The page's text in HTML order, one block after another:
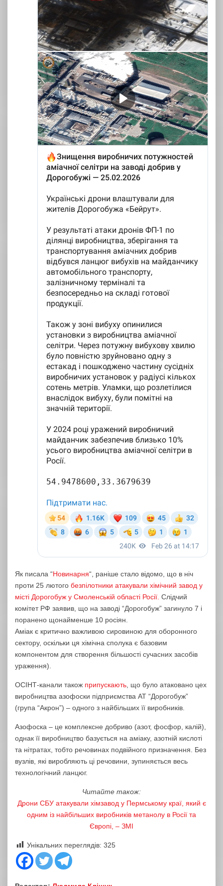
Як писала “Новинарня“, раніше стало відомо, що в ніч
проти 25 лютого безпілотники атакували хімічний завод у
місті Дорогобуж у Смоленській області Росії. Слідчий
комітет РФ заявив, що на заводі “Дорогобуж” загинуло 7 і
поранено щонайменше 10 росіян.
Аміак є критично важливою сировиною для оборонного
сектору, оскільки ця хімічна сполука є базовим
компонентом для створення більшості сучасних засобів
ураження).
ОСІНТ-канали також припускають , що було атаковано цех
виробництва азофоски підприємства АТ “Дорогобуж”
(група “Акрон”) – одного з найбільших її виробників.
Азофоска – це комплексне добриво (азот, фосфор, калій),
однак її виробництво базується на аміаку, азотній кислоті
та нітратах, тобто речовинах подвійного призначення. Без
вузлів, які виробляють ці речовини, зупиняється весь
технологічний ланцюг.
Читайте також:
Дрони СБУ атакували хімзавод у Пермському краї, який є
одним із найбільших виробників метанолу в Росії та
Європі, – ЗМІ
Унікальних переглядів: 325